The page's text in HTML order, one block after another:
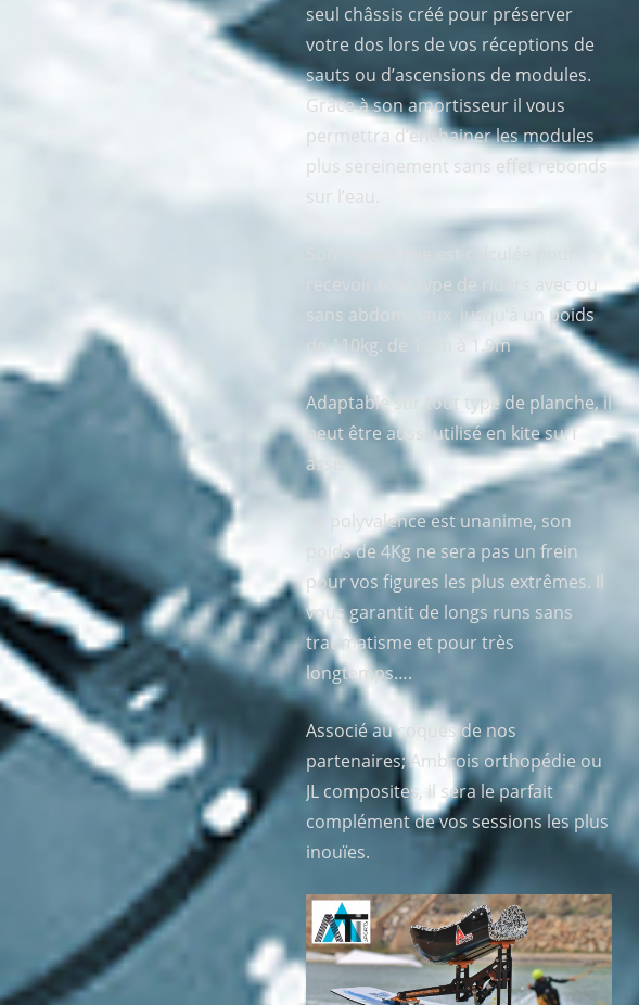
seul châssis créé pour préserver
votre dos lors de vos réceptions de
sauts ou d’ascensions de modules.
Grâce à son amortisseur il vous
permettra d’enchainer les modules
plus sereinement sans effet rebonds
sur l’eau.
Son ergonomie est calculée pour
recevoir tout type de riders avec ou
sans abdominaux jusqu’à un poids
de 110kg. de 1.5m à 1.9m
Adaptable sur tout type de planche, il
peut être aussi utilisé en kite surf
assis
Sa polyvalence est unanime, son
poids de 4Kg ne sera pas un frein
pour vos figures les plus extrêmes. Il
vous garantit de longs runs sans
traumatisme et pour très
longtemps….
Associé au coques de nos
partenaires; Ambrois orthopédie ou
JL composites, il sera le parfait
complément de vos sessions les plus
inouïes.